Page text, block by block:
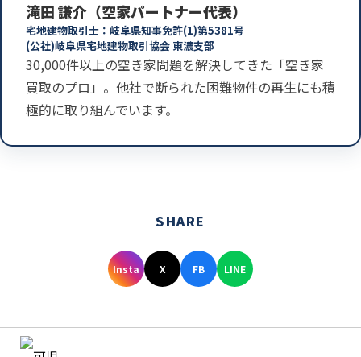
滝田 謙介（空家パートナー代表）
宅地建物取引士：岐阜県知事免許(1)第5381号
(公社)岐阜県宅地建物取引協会 東濃支部
30,000件以上の空き家問題を解決してきた「空き家
買取のプロ」。他社で断られた困難物件の再生にも積
極的に取り組んでいます。
SHARE
Insta X FB LINE